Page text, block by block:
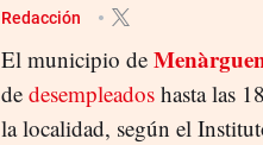
Redacción
El municipio de
de desempleados hasta las
la localidad, según el